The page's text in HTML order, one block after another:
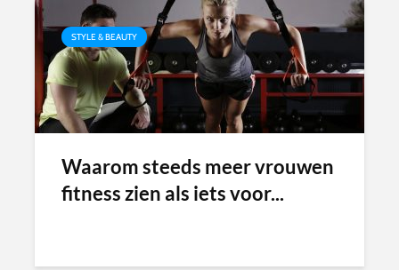
STYLE & BEAUTY
Waarom steeds meer vrouwen
fitness zien als iets voor...